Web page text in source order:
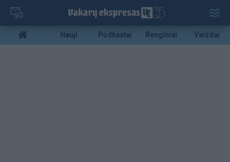
Pereiti
pagrindinį
turinį
Mobile
menu
Nauji Podkastai Renginiai Vaizdai